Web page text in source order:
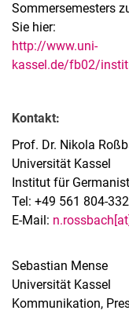
Sommersemesters
Sie hier:
http://www.uni-
kassel.de/fb02/
Kontakt:
Prof. Dr. Nikola
Universität Kassel
Institut für
Tel: +49 561 804-
E-Mail:
Sebastian Mense
Universität Kassel
Kommunikation,